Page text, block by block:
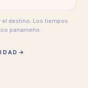
el destino. Los tiempos
panameño.
→